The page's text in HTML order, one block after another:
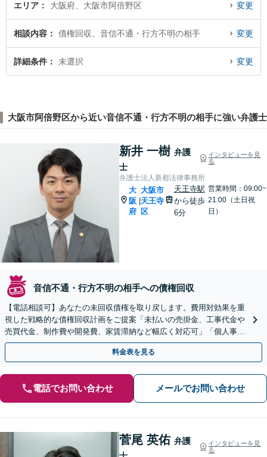
エリア 大阪府、大阪市阿倍野区 変更
相談内容 債権回収、音信不通・行方不明の相手 変更
詳細条件 未選択 変更
大阪市阿倍野区から近い音信不通・行方不明の相手に強い弁護士
新井 一樹 弁護
士
インタビューを見
る
弁護士法人新都法律事務所
大
阪
府
大阪市
天王寺
区
天王寺駅
から徒歩
6分
営業時間：09:00~
21:00（土日祝
日）
音信不通・行方不明の相手への債権回収
【電話相談可】あなたの未回収債権を取り戻します。費用対効果を重
視した戦略的な債権回収計画をご提案「未払いの売掛金、工事代金や
売買代金、制作費や開発費、家賃滞納など幅広く対応可」「個人事業
主・フリーランスも相談可」【休日・夜間相談可】
料金表を見る
電話でお問い合わせ メールでお問い合わせ
菅尾 英佑 弁護
インタビューを見
る